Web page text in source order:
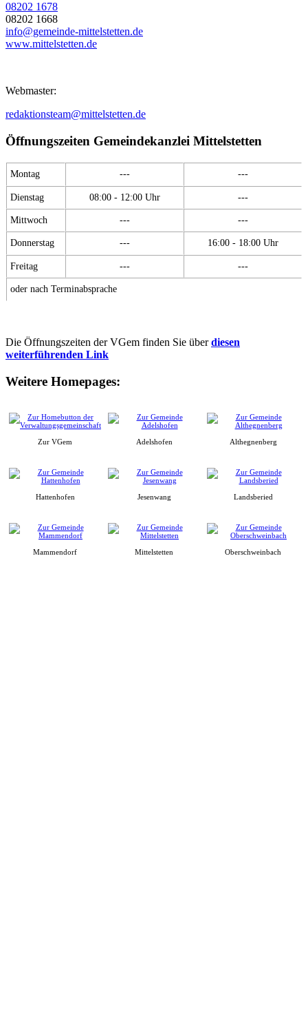
08202 1678
08202 1668
info@gemeinde-mittelstetten.de
www.mittelstetten.de
Webmaster:
redaktionsteam@mittelstetten.de
Öffnungszeiten Gemeindekanzlei Mittelstetten
Montag --- ---
Dienstag 08:00 - 12:00 Uhr ---
Mittwoch --- ---
Donnerstag --- 16:00 - 18:00 Uhr
Freitag --- ---
oder nach Terminabsprache
Die Öffnungszeiten der VGem finden Sie überdiesen
weiterführenden Link
Weitere Homepages:
Zur VGem Adelshofen Althegnenberg
Hattenhofen Jesenwang Landsberied
Mammendorf Mittelstetten Oberschweinbach